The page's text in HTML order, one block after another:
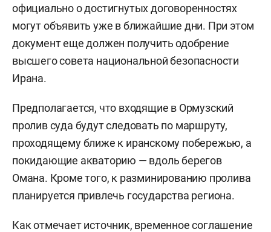
официально о достигнутых договоренностях
могут объявить уже в ближайшие дни. При этом
документ еще должен получить одобрение
высшего совета национальной безопасности
Ирана.
Предполагается, что входящие в Ормузский
пролив суда будут следовать по маршруту,
проходящему ближе к иранскому побережью, а
покидающие акваторию — вдоль берегов
Омана. Кроме того, к разминированию пролива
планируется привлечь государства региона.
Как отмечает источник, временное соглашение